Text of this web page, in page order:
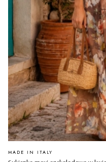
PRODUCENT
MADE IN ITALY